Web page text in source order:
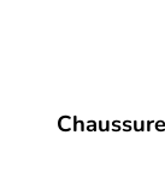
produit